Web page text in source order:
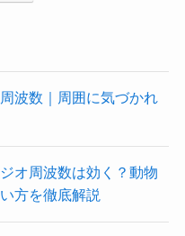
波数｜周囲に気づかれ
オ周波数は効く？動物
方を徹底解説